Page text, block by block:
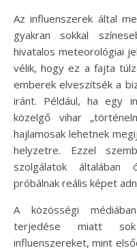
Az influenszerek által
gyakran sokkal
hivatalos meteorológiai
vélik, hogy ez a fajta
emberek elveszítsék a
iránt. Például, ha egy
közelgő vihar
hajlamosak lehetnek
helyzetre. Ezzel
szolgálatok általában
próbálnak reális képet
A közösségi
terjedése miatt
influenszereket, mint